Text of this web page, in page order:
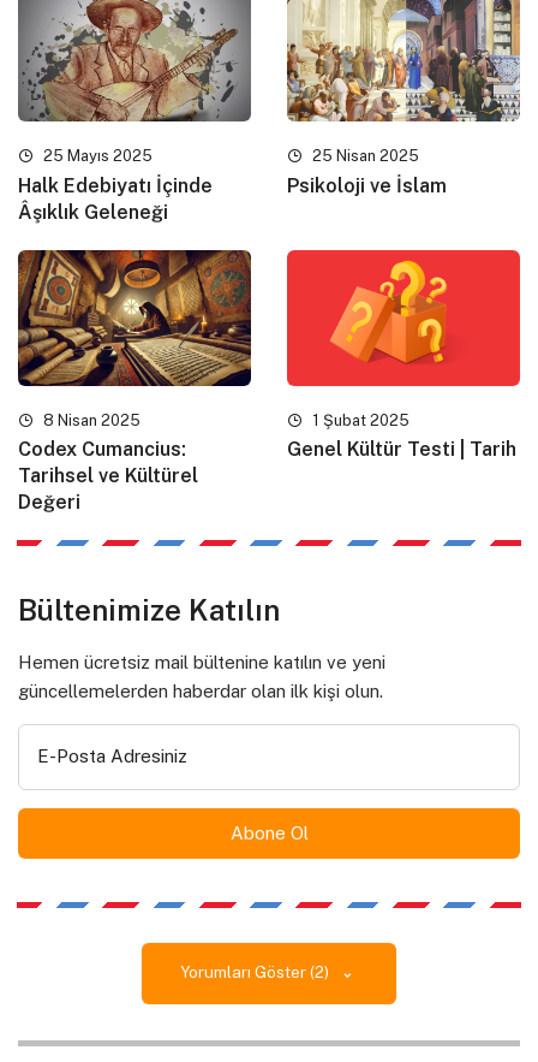
25 Mayıs 2025
Halk Edebiyatı İçinde
Âşıklık Geleneği
25 Nisan 2025
Psikoloji ve İslam
8 Nisan 2025
Codex Cumancius:
Tarihsel ve Kültürel
Değeri
1 Şubat 2025
Genel Kültür Testi | Tarih
Bültenimize Katılın
Hemen ücretsiz mail bültenine katılın ve yeni
güncellemelerden haberdar olan ilk kişi olun.
E-Posta Adresiniz
Yorumları Göster (2)